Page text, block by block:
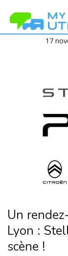
contenu
MyUtilitaire
Toute
17
Un
Lyon :
scène !